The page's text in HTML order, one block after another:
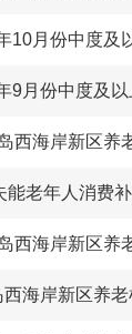
西海岸新区养
能老年人消费
西海岸新区养
海岸新区养